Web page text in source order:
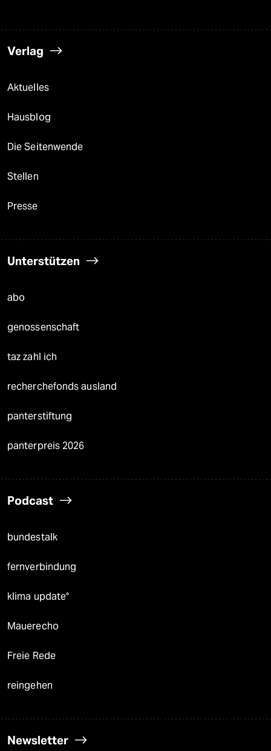
Verlag
Aktuelles
Hausblog
Die Seitenwende
Stellen
Presse
Unterstützen
abo
genossenschaft
taz zahl ich
recherchefonds ausland
panterstiftung
panterpreis 2026
Podcast
bundestalk
fernverbindung
klima update°
Mauerecho
Freie Rede
reingehen
Newsletter